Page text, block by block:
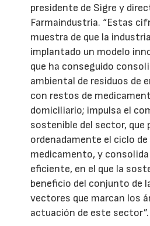
presidente de Sigre y
Farmaindustria. “Estas
muestra de que la
implantado un modelo
que ha conseguido
ambiental de residuos de
con restos de
domiciliario; impulsa el
sostenible del sector, que
ordenadamente el ciclo de
medicamento, y
eficiente, en el que la
beneficio del conjunto de
vectores que marcan los
actuación de este sector”.